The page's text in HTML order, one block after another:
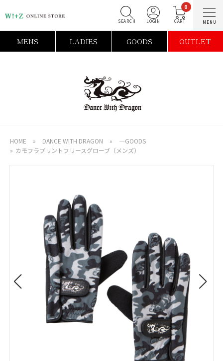
0
MENS LADIES GOODS OUTLET
HOME » DANCE WITH DRAGON »
―GOODS
» カモフラプリントフリースグローブ（メンズ）